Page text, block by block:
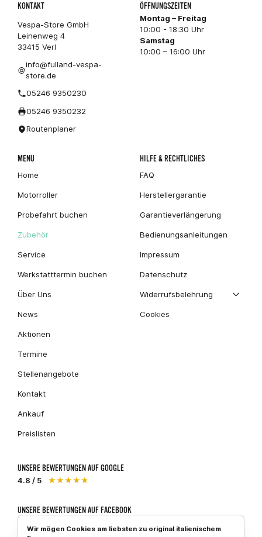
KONTAKT
Vespa-Store GmbH
Leinenweg 4
33415 Verl
info@fulland-vespa-
store.de
05246 9350230
05246 9350232
Routenplaner
ÖFFNUNGSZEITEN
Montag – Freitag
10:00 - 18:30 Uhr
Samstag
10:00 – 16:00 Uhr
MENÜ
Home
Motorroller
Probefahrt buchen
Zubehör
Service
Werkstatttermin buchen
Über Uns
News
Aktionen
Termine
Stellenangebote
Kontakt
Ankauf
Preislisten
HILFE & RECHTLICHES
FAQ
Herstellergarantie
Garantieverlängerung
Bedienungsanleitungen
Impressum
Datenschutz
Widerrufsbelehrung
Cookies
UNSERE BEWERTUNGEN AUF GOOGLE
4.8 / 5
★★★★★
UNSERE BEWERTUNGEN AUF FACEBOOK
Wir mögen Cookies am liebsten zu original italienischem